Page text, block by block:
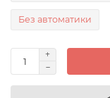
Без автоматики